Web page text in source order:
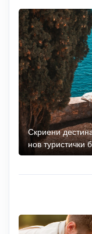
Скриени
нов туристички